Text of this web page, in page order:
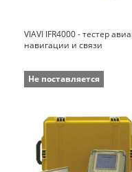
VIAVI IFR4000 - тестер
навигации и связи
Не поставляется